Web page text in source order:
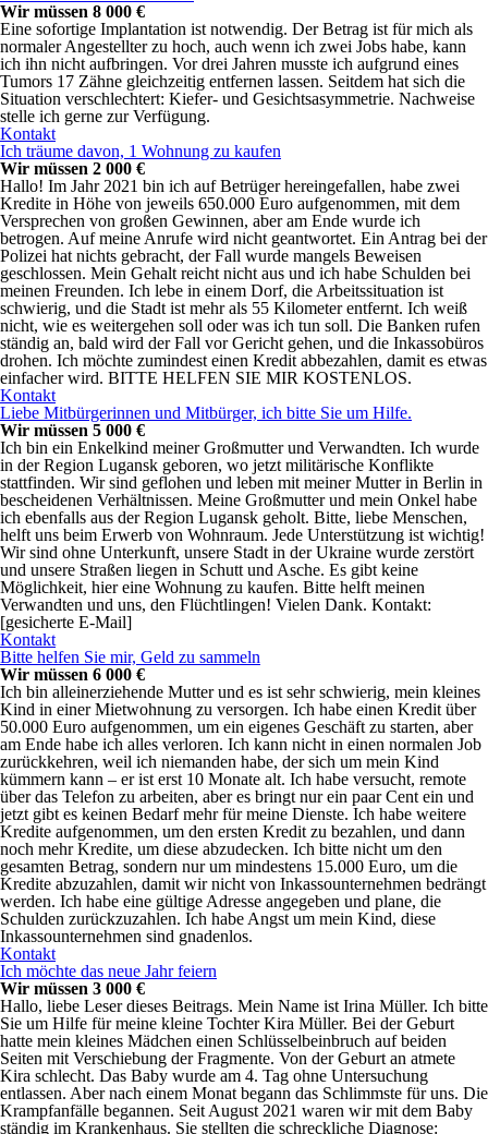
Wir müssen 8 000 €
Eine sofortige Implantation ist notwendig. Der Betrag ist für mich als
normaler Angestellter zu hoch, auch wenn ich zwei Jobs habe, kann
ich ihn nicht aufbringen. Vor drei Jahren musste ich aufgrund eines
Tumors 17 Zähne gleichzeitig entfernen lassen. Seitdem hat sich die
Situation verschlechtert: Kiefer- und Gesichtsasymmetrie. Nachweise
stelle ich gerne zur Verfügung.
Kontakt
Ich träume davon, 1 Wohnung zu kaufen
Wir müssen 2 000 €
Hallo! Im Jahr 2021 bin ich auf Betrüger hereingefallen, habe zwei
Kredite in Höhe von jeweils 650.000 Euro aufgenommen, mit dem
Versprechen von großen Gewinnen, aber am Ende wurde ich
betrogen. Auf meine Anrufe wird nicht geantwortet. Ein Antrag bei der
Polizei hat nichts gebracht, der Fall wurde mangels Beweisen
geschlossen. Mein Gehalt reicht nicht aus und ich habe Schulden bei
meinen Freunden. Ich lebe in einem Dorf, die Arbeitssituation ist
schwierig, und die Stadt ist mehr als 55 Kilometer entfernt. Ich weiß
nicht, wie es weitergehen soll oder was ich tun soll. Die Banken rufen
ständig an, bald wird der Fall vor Gericht gehen, und die Inkassobüros
drohen. Ich möchte zumindest einen Kredit abbezahlen, damit es etwas
einfacher wird. BITTE HELFEN SIE MIR KOSTENLOS.
Kontakt
Liebe Mitbürgerinnen und Mitbürger, ich bitte Sie um Hilfe.
Wir müssen 5 000 €
Ich bin ein Enkelkind meiner Großmutter und Verwandten. Ich wurde
in der Region Lugansk geboren, wo jetzt militärische Konflikte
stattfinden. Wir sind geflohen und leben mit meiner Mutter in Berlin in
bescheidenen Verhältnissen. Meine Großmutter und mein Onkel habe
ich ebenfalls aus der Region Lugansk geholt. Bitte, liebe Menschen,
helft uns beim Erwerb von Wohnraum. Jede Unterstützung ist wichtig!
Wir sind ohne Unterkunft, unsere Stadt in der Ukraine wurde zerstört
und unsere Straßen liegen in Schutt und Asche. Es gibt keine
Möglichkeit, hier eine Wohnung zu kaufen. Bitte helft meinen
Verwandten und uns, den Flüchtlingen! Vielen Dank. Kontakt:
[gesicherte E-Mail]
Kontakt
Bitte helfen Sie mir, Geld zu sammeln
Wir müssen 6 000 €
Ich bin alleinerziehende Mutter und es ist sehr schwierig, mein kleines
Kind in einer Mietwohnung zu versorgen. Ich habe einen Kredit über
50.000 Euro aufgenommen, um ein eigenes Geschäft zu starten, aber
am Ende habe ich alles verloren. Ich kann nicht in einen normalen Job
zurückkehren, weil ich niemanden habe, der sich um mein Kind
kümmern kann – er ist erst 10 Monate alt. Ich habe versucht, remote
über das Telefon zu arbeiten, aber es bringt nur ein paar Cent ein und
jetzt gibt es keinen Bedarf mehr für meine Dienste. Ich habe weitere
Kredite aufgenommen, um den ersten Kredit zu bezahlen, und dann
noch mehr Kredite, um diese abzudecken. Ich bitte nicht um den
gesamten Betrag, sondern nur um mindestens 15.000 Euro, um die
Kredite abzuzahlen, damit wir nicht von Inkassounternehmen bedrängt
werden. Ich habe eine gültige Adresse angegeben und plane, die
Schulden zurückzuzahlen. Ich habe Angst um mein Kind, diese
Inkassounternehmen sind gnadenlos.
Kontakt
Ich möchte das neue Jahr feiern
Wir müssen 3 000 €
Hallo, liebe Leser dieses Beitrags. Mein Name ist Irina Müller. Ich bitte
Sie um Hilfe für meine kleine Tochter Kira Müller. Bei der Geburt
hatte mein kleines Mädchen einen Schlüsselbeinbruch auf beiden
Seiten mit Verschiebung der Fragmente. Von der Geburt an atmete
Kira schlecht. Das Baby wurde am 4. Tag ohne Untersuchung
entlassen. Aber nach einem Monat begann das Schlimmste für uns. Die
Krampfanfälle begannen. Seit August 2021 waren wir mit dem Baby
ständig im Krankenhaus. Sie stellten die schreckliche Diagnose: